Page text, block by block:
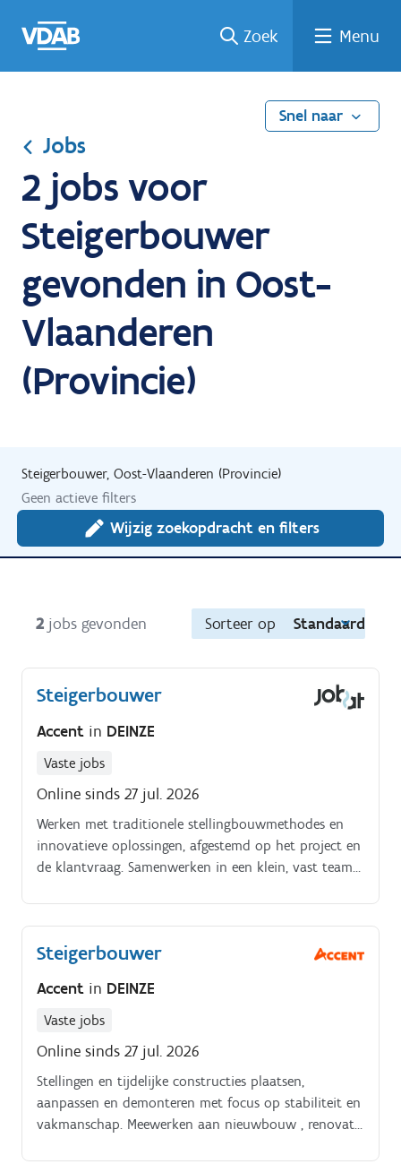
naar
een
een
job
naar
Zoek Menu
Snel naar
Jobs
2 jobs voor
Steigerbouwer
gevonden in Oost-
Vlaanderen
(Provincie)
Steigerbouwer, Oost-Vlaanderen (Provincie)
Geen actieve filters
Wijzig zoekopdracht en filters
2 jobs gevonden Sorteer op Standaard
Steigerbouwer
Accent in DEINZE
Vaste jobs
Online sinds 27 jul. 2026
Werken met traditionele stellingbouwmethodes en
innovatieve oplossingen, afgestemd op het project en
de klantvraag. Samenwerken in een klein, vast team
op de werkplek, inclusief zorgvuldig gebruik van
gereedschap, materialen en persoonlijke
beschermingsmiddelen.
Steigerbouwer
Accent in DEINZE
Vaste jobs
Online sinds 27 jul. 2026
Stellingen en tijdelijke constructies plaatsen,
aanpassen en demonteren met focus op stabiliteit en
vakmanschap. Meewerken aan nieuwbouw , renovatie